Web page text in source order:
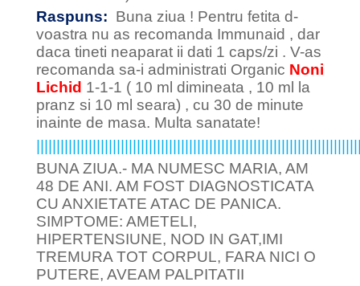
Raspuns: Buna ziua ! Pentru fetita d-
voastra nu as recomanda Immunaid , dar
daca tineti neaparat ii dati 1 caps/zi . V-as
recomanda sa-i administrati Organic Noni
Lichid 1-1-1 ( 10 ml dimineata , 10 ml la
pranz si 10 ml seara) , cu 30 de minute
inainte de masa. Multa sanatate!
BUNA ZIUA.- MA NUMESC MARIA, AM
48 DE ANI. AM FOST DIAGNOSTICATA
CU ANXIETATE ATAC DE PANICA.
SIMPTOME: AMETELI,
HIPERTENSIUNE, NOD IN GAT,IMI
TREMURA TOT CORPUL, FARA NICI O
PUTERE, AVEAM PALPITATII